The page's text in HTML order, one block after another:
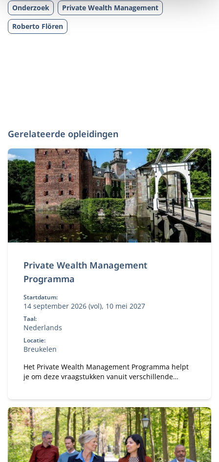
Onderzoek
Private Wealth Management
Roberto Flören
Gerelateerde opleidingen
Private Wealth Management
Programma
Startdatum:
14 september 2026 (vol), 10 mei 2027
Taal:
Nederlands
Locatie:
Breukelen
Het Private Wealth Management Programma helpt
je om deze vraagstukken vanuit verschillende
en vaardigheden om een actieve en waardevolle rol
te vervullen binnen een ondernemende of
vermogende familie.